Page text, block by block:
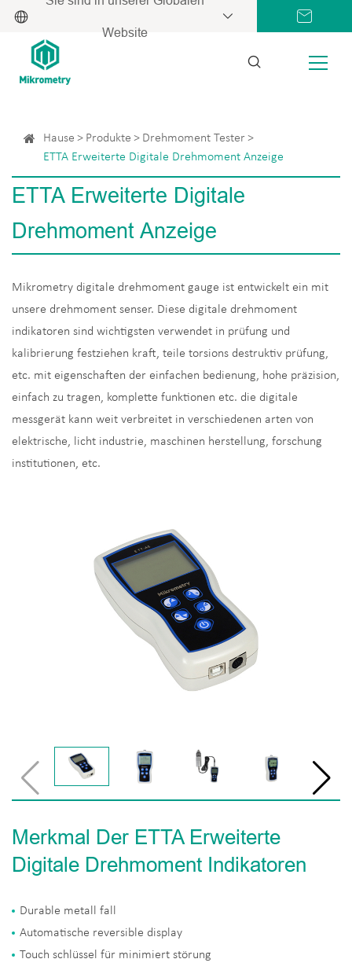
Website
Hause Produkte
Drehmoment Tester
ETTA Erweiterte Digitale Drehmoment Anzeige
ETTA Erweiterte Digitale
Drehmoment Anzeige
Mikrometry digitale drehmoment gauge ist entwickelt ein mit
unsere drehmoment senser. Diese digitale drehmoment
indikatoren sind wichtigsten verwendet in prüfung und
kalibrierung festziehen kraft, teile torsions destruktiv prüfung,
etc. mit eigenschaften der einfachen bedienung, hohe präzision,
einfach zu tragen, komplette funktionen etc. die digitale
messgerät kann weit verbreitet in verschiedenen arten von
elektrische, licht industrie, maschinen herstellung, forschung
institutionen, etc.
Merkmal Der ETTA Erweiterte
Digitale Drehmoment Indikatoren
Durable metall fall
Automatische reversible display
Touch schlüssel für minimiert störung